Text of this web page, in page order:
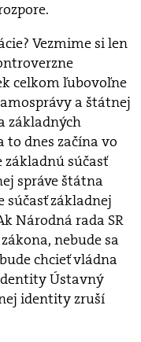
Vezmime si len
celkom ľubovoľne
a štátnej
základných
dnes začína vo
súčasť
správe štátna
súčasť základnej
Národná rada SR
nebude sa
chcieť vládna
Ústavný
identity zruší